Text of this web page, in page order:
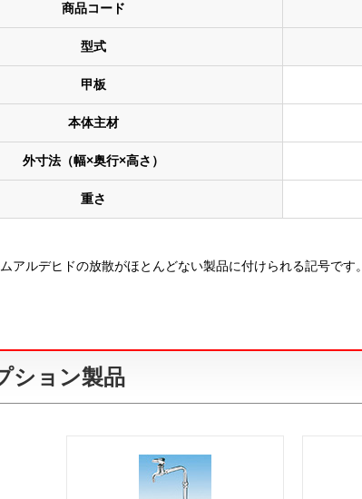
商品コード
型式
甲板
本体主材
外寸法（幅×奥行×高さ）
重さ
ルデヒドの放散がほとんどない製品に付けられる記号です。
ション製品